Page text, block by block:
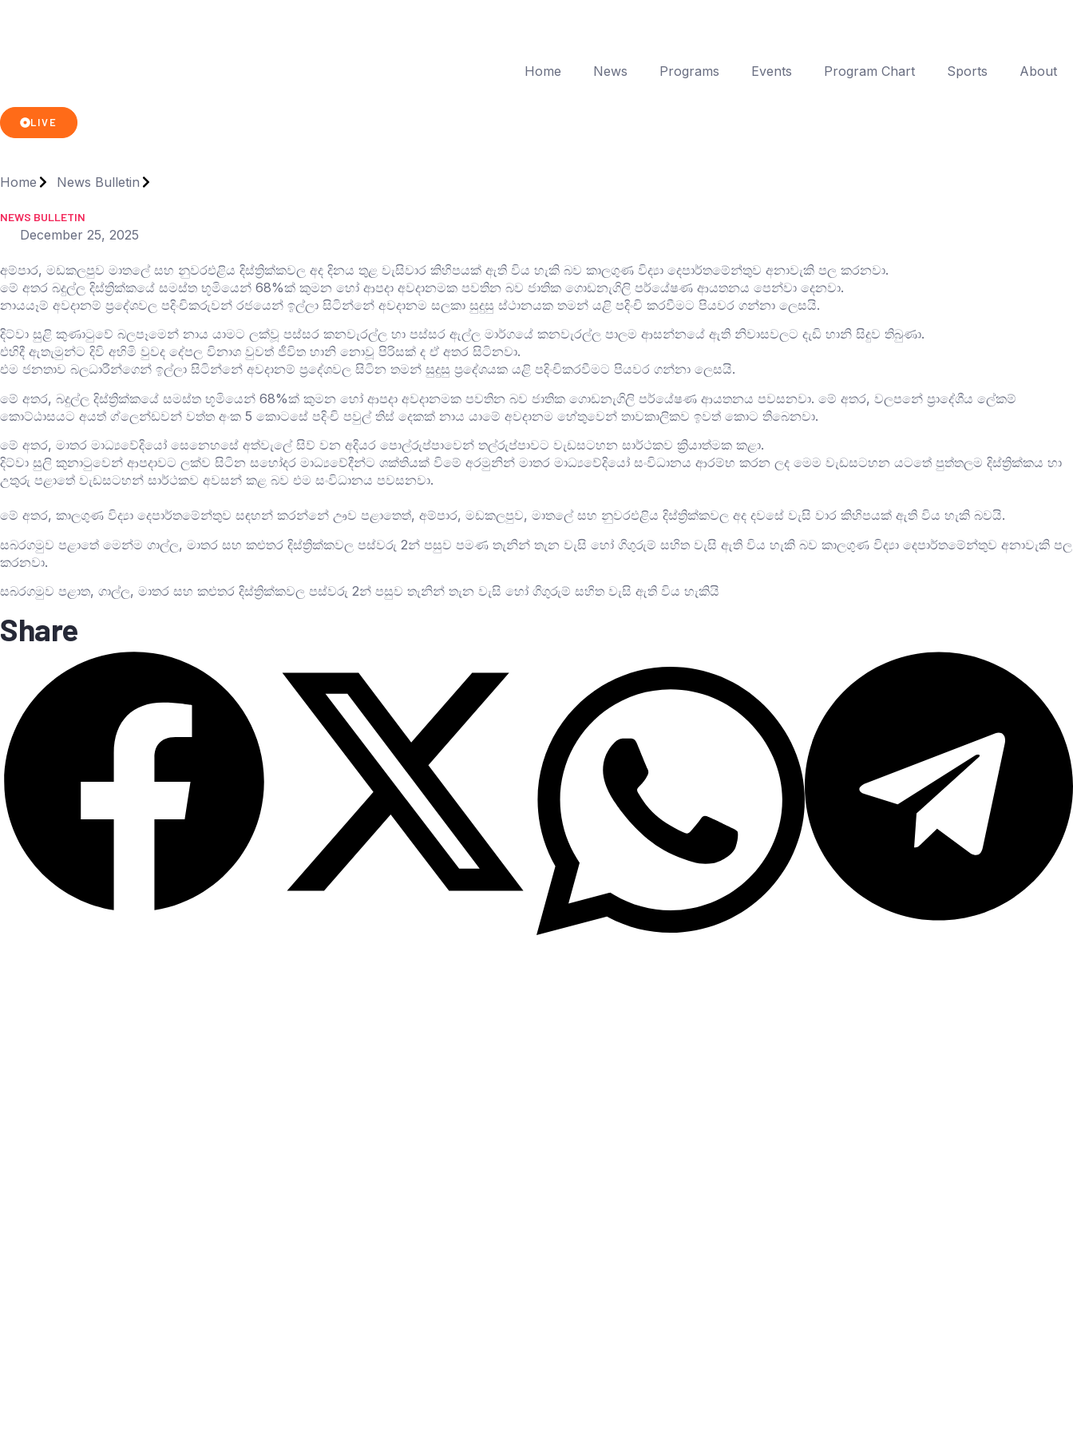
Home News Programs Events Program Chart Sports About
LIVE
Home News Bulletin
NEWS BULLETIN
December 25, 2025
අම්පාර, මඩකලපුව මාතලේ සහ නුවරඑළිය දිස්ත්‍රික්කවල අද දිනය තුළ වැසිවාර කිහිපයක් ඇති විය හැකි බව කාලගුණ විද්‍යා දෙපාර්තමේන්තුව අනාවැකි පල කරනවා.
‍මේ අතර බදුල්ල දිස්ත්‍රික්කයේ සමස්ත භූමියෙන් 68%ක් කුමන හෝ ආපදා අවදානමක පවතින බව ජාතික ගොඩනැගිලි පර්යේෂණ ආයතනය පෙන්වා දෙනවා.
නායයෑම් අවදානම් ප්‍රදේශවල පදිංචිකරුවන් රජයෙන් ඉල්ලා සිටින්නේ අවදානම සලකා සුදුසු ස්ථානයක තමන් යළි පදිංචි කරවීමට පියවර ගන්නා ලෙසයි.
දිට්වා සුළි කුණාටුවේ බලපෑමෙන් නාය යාමට ලක්වූ පස්සර කනවැරල්ල හා පස්සර ඇල්ල මාර්ගයේ කනවැරල්ල පාලම ආසන්නයේ ඇති නිවාසවලට දැඩි හානි සිදුව තිබුණා.
එහිදී ඇතැමුන්ට දිවි අහිමි වුවද දේපල විනාශ වුවත් ජීවිත හානි නොවූ පිරිසක් ද ඒ අතර සිටිනවා.
එම ජනතාව බලධාරීන්ගෙන් ඉල්ලා සිටින්නේ අවදානම් ප්‍රදේශවල සිටින තමන් සුදුසු ප්‍රදේශයක යළි පදිංචිකරවීමට පියවර ගන්නා ලෙසයි.
මේ අතර, බදුල්ල දිස්ත්‍රික්කයේ සමස්ත භූමියෙන් 68%ක් කුමන හෝ ආපදා අවදානමක පවතින බව ජාතික ගොඩනැගිලි පර්යේෂණ ආයතනය පවසනවා. මේ අතර, වලපනේ ප්‍රාදේශීය ලේකම්
කොට්ඨාසයට අයත් ග්ලෙන්ඩවන් වත්ත අංක 5 කොටසේ පදිංචි පවුල් තිස් දෙකක් නාය යාමේ අවදානම හේතුවෙන් තාවකාලිකව ඉවත් කොට තිබෙනවා.
මේ අතර, මාතර මාධ්‍යවේදියෝ සෙනෙහසේ අත්වැලේ සිව් වන අදියර පොල්රුප්පාවෙන් තල්රුප්පාවට වැඩසටහන සාර්ථකව ක්‍රියාත්මක කළා.
දිට්වා සුලි කුනාටුවෙන් ආපදාවට ලක්ව සිටින සහෝදර මාධ්‍යවේදීන්ට ශක්තියක් විමේ අරමුනින් මාතර මාධ්‍යවේදියෝ සංවිධානය ආරම්භ කරන ලද මෙම වැඩසටහන යට‍තේ පුත්තලම දිස්ත්‍රික්කය හා
උතුරු පළාතේ වැඩසටහන් සාර්ථකව අවසන් කළ බව එම සංවිධානය පවසනවා.
මේ අතර, කාලගුණ විද්‍යා දෙපාර්තමේන්තුව සඳහන් කරන්නේ ඌව පළාතෙත්, අම්පාර, මඩකලපුව, මාතලේ සහ නුවරඑළිය දිස්ත්‍රික්කවල අද දවසේ වැසි වාර කිහිපයක් ඇති විය හැකි බවයි.
සබරගමුව පළාතේ මෙන්ම ගාල්ල, මාතර සහ කළුතර දිස්ත්‍රික්කවල පස්වරු 2න් පසුව පමණ තැනින් තැන වැසි හෝ ගිගුරුම් සහිත වැසි ඇති විය හැකි බව කාලගුණ විද්‍යා දෙපාර්තමේන්තුව අනාවැකි පල
කරනවා.
සබරගමුව පළාත, ගාල්ල, මාතර සහ කළුතර දිස්ත්‍රික්කවල පස්වරු 2න් පසුව තැනින් තැන වැසි හෝ ගිගුරුම් සහිත වැසි ඇති විය හැකියි
Share